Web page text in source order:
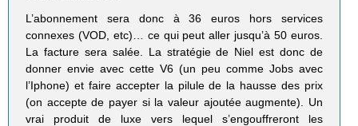
L’abonnement sera donc à 36 euros hors services
connexes (VOD, etc)… ce qui peut aller jusqu’à 50 euros.
La facture sera salée. La stratégie de Niel est donc de
donner envie avec cette V6 (un peu comme Jobs avec
l’Iphone) et faire accepter la pilule de la hausse des prix
(on accepte de payer si la valeur ajoutée augmente). Un
vrai produit de luxe vers lequel s’engouffreront les